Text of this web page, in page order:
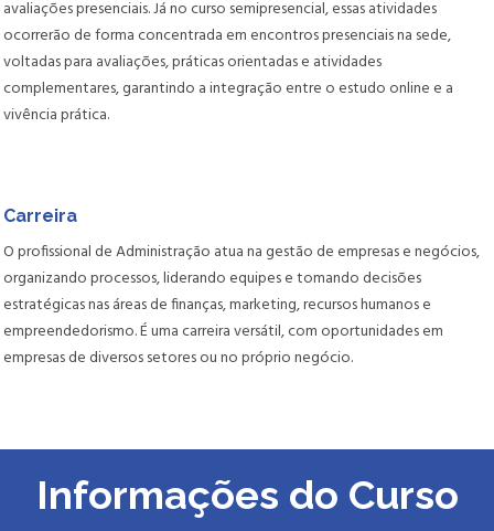
avaliações presenciais. Já no curso semipresencial, essas atividades
ocorrerão de forma concentrada em encontros presenciais na sede,
voltadas para avaliações, práticas orientadas e atividades
complementares, garantindo a integração entre o estudo online e a
vivência prática.
Carreira
O profissional de Administração atua na gestão de empresas e negócios,
organizando processos, liderando equipes e tomando decisões
estratégicas nas áreas de finanças, marketing, recursos humanos e
empreendedorismo. É uma carreira versátil, com oportunidades em
empresas de diversos setores ou no próprio negócio.
Informações do Curso